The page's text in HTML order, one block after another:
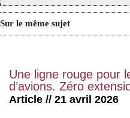
Sur le même sujet
Une ligne rouge pour
d’avions. Zéro
Article // 21 avril 2026